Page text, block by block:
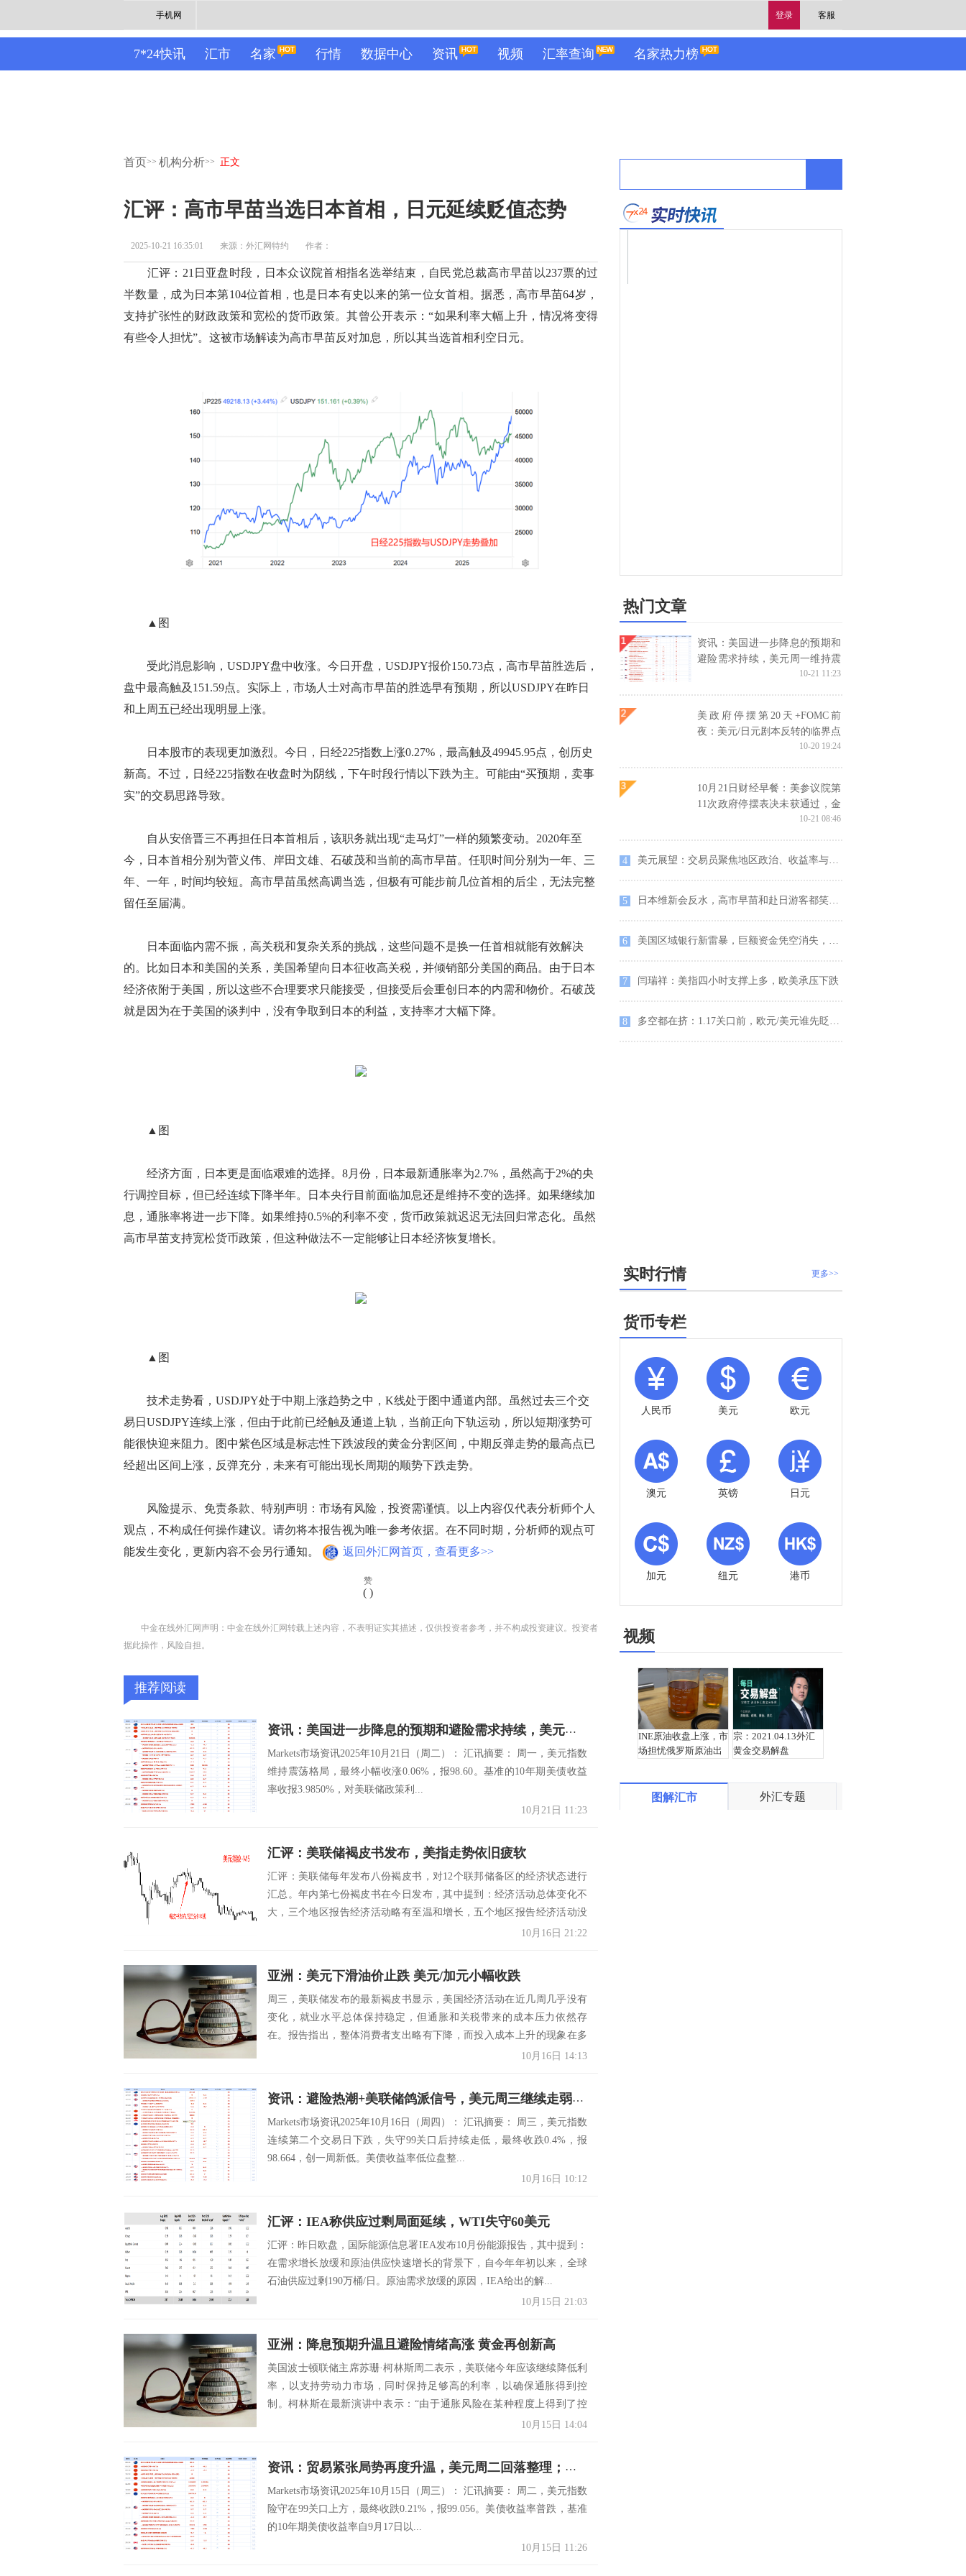
登录 客服
手机网
7*24快讯 汇市 名家 行情 数据中心 资讯 视频 汇率查询 名家热力榜
首页>> 机构分析>> 正文
汇评：高市早苗当选日本首相，日元延续贬值态势
2025-10-21 16:35:01 来源：外汇网特约 作者：
汇评：21日亚盘时段，日本众议院首相指名选举结束，自民党总裁高市早苗以237票的过
半数量，成为日本第104位首相，也是日本有史以来的第一位女首相。据悉，高市早苗64岁，
支持扩张性的财政政策和宽松的货币政策。其曾公开表示：“如果利率大幅上升，情况将变得
有些令人担忧”。这被市场解读为高市早苗反对加息，所以其当选首相利空日元。
▲图
受此消息影响，USDJPY盘中收涨。今日开盘，USDJPY报价150.73点，高市早苗胜选后，
盘中最高触及151.59点。实际上，市场人士对高市早苗的胜选早有预期，所以USDJPY在昨日
和上周五已经出现明显上涨。
日本股市的表现更加激烈。今日，日经225指数上涨0.27%，最高触及49945.95点，创历史
新高。不过，日经225指数在收盘时为阴线，下午时段行情以下跌为主。可能由“买预期，卖事
实”的交易思路导致。
自从安倍晋三不再担任日本首相后，该职务就出现“走马灯”一样的频繁变动。2020年至
今，日本首相分别为菅义伟、岸田文雄、石破茂和当前的高市早苗。任职时间分别为一年、三
年、一年，时间均较短。高市早苗虽然高调当选，但极有可能步前几位首相的后尘，无法完整
留任至届满。
日本面临内需不振，高关税和复杂关系的挑战，这些问题不是换一任首相就能有效解决
的。比如日本和美国的关系，美国希望向日本征收高关税，并倾销部分美国的商品。由于日本
经济依附于美国，所以这些不合理要求只能接受，但接受后会重创日本的内需和物价。石破茂
就是因为在于美国的谈判中，没有争取到日本的利益，支持率才大幅下降。
▲图
经济方面，日本更是面临艰难的选择。8月份，日本最新通胀率为2.7%，虽然高于2%的央
行调控目标，但已经连续下降半年。日本央行目前面临加息还是维持不变的选择。如果继续加
息，通胀率将进一步下降。如果维持0.5%的利率不变，货币政策就迟迟无法回归常态化。虽然
高市早苗支持宽松货币政策，但这种做法不一定能够让日本经济恢复增长。
▲图
技术走势看，USDJPY处于中期上涨趋势之中，K线处于图中通道内部。虽然过去三个交
易日USDJPY连续上涨，但由于此前已经触及通道上轨，当前正向下轨运动，所以短期涨势可
能很快迎来阻力。图中紫色区域是标志性下跌波段的黄金分割区间，中期反弹走势的最高点已
经超出区间上涨，反弹充分，未来有可能出现长周期的顺势下跌走势。
风险提示、免责条款、特别声明：市场有风险，投资需谨慎。以上内容仅代表分析师个人
观点，不构成任何操作建议。请勿将本报告视为唯一参考依据。在不同时期，分析师的观点可
能发生变化，更新内容不会另行通知。
返回外汇网首页，查看更多>>
赞
( )
中金在线外汇网声明：中金在线外汇网转载上述内容，不表明证实其描述，仅供投资者参考，并不构成投资建议。投资者
据此操作，风险自担。
推荐阅读
Markets市场资讯2025年10月21日（周二）： 汇讯摘要： 周一，美元指数
维持震荡格局，最终小幅收涨0.06%，报98.60。基准的10年期美债收益
率收报3.9850%，对美联储政策利...
10月21日 11:23
汇评：美联储褐皮书发布，美指走势依旧疲软
汇评：美联储每年发布八份褐皮书，对12个联邦储备区的经济状态进行
汇总。年内第七份褐皮书在今日发布，其中提到：经济活动总体变化不
大，三个地区报告经济活动略有至温和增长，五个地区报告经济活动没
10月16日 21:22
亚洲：美元下滑油价止跌 美元/加元小幅收跌
周三，美联储发布的最新褐皮书显示，美国经济活动在近几周几乎没有
变化，就业水平总体保持稳定，但通胀和关税带来的成本压力依然存
在。报告指出，整体消费者支出略有下降，而投入成本上升的现象在多
10月16日 14:13
Markets市场资讯2025年10月16日（周四）： 汇讯摘要： 周三，美元指数
连续第二个交易日下跌，失守99关口后持续走低，最终收跌0.4%，报
98.664，创一周新低。美债收益率低位盘整...
10月16日 10:12
汇评：IEA称供应过剩局面延续，WTI失守60美元
汇评：昨日欧盘，国际能源信息署IEA发布10月份能源报告，其中提到：
在需求增长放缓和原油供应快速增长的背景下，自今年年初以来，全球
石油供应过剩190万桶/日。原油需求放缓的原因，IEA给出的解...
10月15日 21:03
亚洲：降息预期升温且避险情绪高涨 黄金再创新高
美国波士顿联储主席苏珊·柯林斯周二表示，美联储今年应该继续降低利
率，以支持劳动力市场，同时保持足够高的利率，以确保通胀得到控
制。柯林斯在最新演讲中表示：“由于通胀风险在某种程度上得到了控
10月15日 14:04
Markets市场资讯2025年10月15日（周三）： 汇讯摘要： 周二，美元指数
险守在99关口上方，最终收跌0.21%，报99.056。美债收益率普跌，基准
的10年期美债收益率自9月17日以...
10月15日 11:26
热门文章
资讯：美国进一步降息的预期和
避险需求持续，美元周一维持震
荡格局；金价再创历史新高10-21 11:23
美政府停摆第20天+FOMC前
夜：美元/日元剧本反转的临界点
10-20 19:24
10月21日财经早餐：美参议院第
11次政府停摆表决未获通过，金
价反弹再逼近4400，油价触及5
10-21 08:46
4 美元展望：交易员聚焦地区政治、收益率与中国经济数据，在关键区间内回落
5 日本维新会反水，高市早苗和赴日游客都笑了？
6 美国区域银行新雷暴，巨额资金凭空消失，黄金、权益市场受到冲击
7 闫瑞祥：美指四小时支撑上多，欧美承压下跌
8 多空都在挤：1.17关口前，欧元/美元谁先眨眼？
更多>>
实时行情
货币专栏
人民币 美元 欧元
澳元 英镑 日元
加元 纽元 港币
视频
INE原油收盘上涨，市
场担忧俄罗斯原油出
宗：2021.04.13外汇
黄金交易解盘
图解汇市 外汇专题